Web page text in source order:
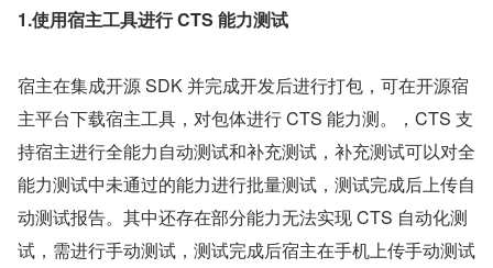
1.使用宿主工具进行 CTS 能力测试
宿主在集成开源 SDK 并完成开发后进行打包，可在开源宿
主平台下载宿主工具，对包体进行 CTS 能力测。，CTS 支
持宿主进行全能力自动测试和补充测试，补充测试可以对全
能力测试中未通过的能力进行批量测试，测试完成后上传自
动测试报告。其中还存在部分能力无法实现 CTS 自动化测
试，需进行手动测试，测试完成后宿主在手机上传手动测试